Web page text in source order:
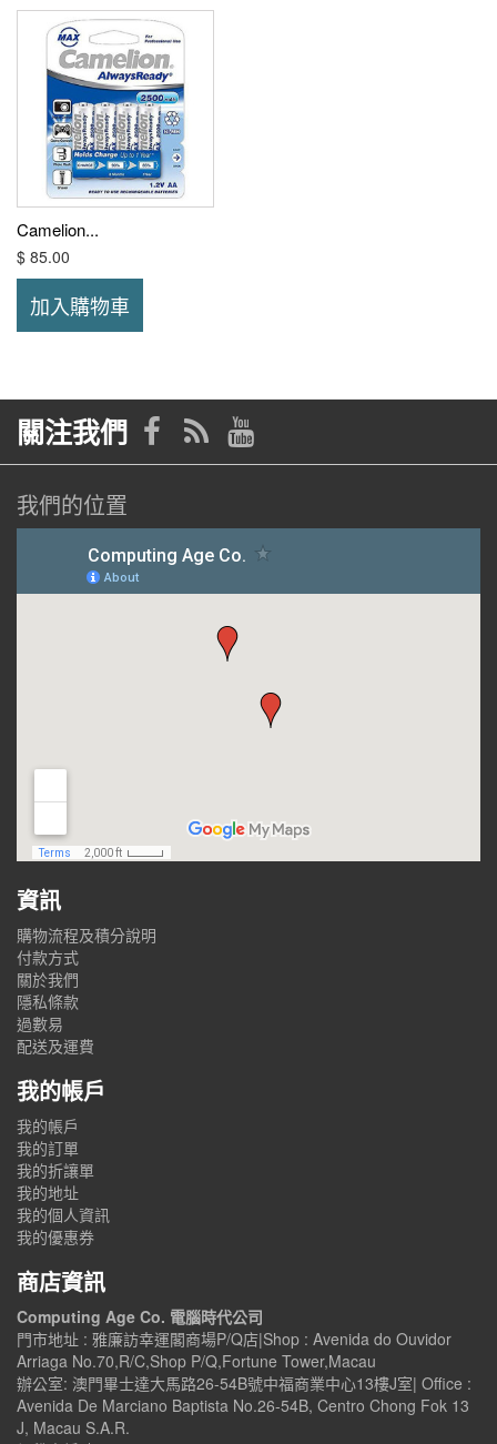
Camelion...
$ 85.00
加入購物車
關注我們
我們的位置
資訊
購物流程及積分說明
付款方式
關於我們
隱私條款
過數易
配送及運費
我的帳戶
我的帳戶
我的訂單
我的折讓單
我的地址
我的個人資訊
我的優惠券
商店資訊
Computing Age Co. 電腦時代公司
門市地址 : 雅廉訪幸運閣商場P/Q店|Shop : Avenida do Ouvidor
Arriaga No.70,R/C,Shop P/Q,Fortune Tower,Macau
辦公室: 澳門畢士達大馬路26-54B號中福商業中心13樓J室| Office :
Avenida De Marciano Baptista No.26-54B, Centro Chong Fok 13
J, Macau S.A.R.